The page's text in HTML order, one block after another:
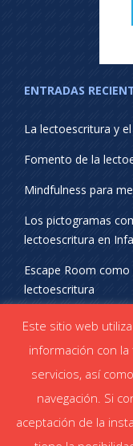
ENTRADAS
La lectoescritura y
Fomento de la
Mindfulness para
Los pictogramas
lectoescritura en
Escape Room
lectoescritura
¡SÍGUENOS EN
Este sitio web
información con
servicios, así
navegación. Si
aceptación de la